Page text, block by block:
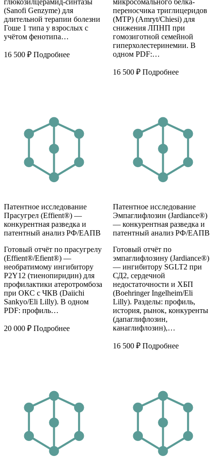
(Sanofi Genzyme) для
длительной терапии болезни
Гоше 1 типа у взрослых с
учётом фенотипа…
16 500 ₽ Подробнее
переносчика триглицеридов
(MTP) (Amryt/Chiesi) для
снижения ЛПНП при
гомозиготной семейной
гиперхолестеринемии. В
одном PDF:…
16 500 ₽ Подробнее
Патентное исследование
Прасугрел (Effient®) —
конкурентная разведка и
патентный анализ РФ/ЕАПВ
Готовый отчёт по прасугрелу
(Effient®/Efient®) —
необратимому ингибитору
P2Y12 (тиенопиридин) для
профилактики атеротромбоза
при ОКС с ЧКВ (Daiichi
Sankyo/Eli Lilly). В одном
PDF: профиль…
20 000 ₽ Подробнее
Патентное исследование
Эмпаглифлозин (Jardiance®)
— конкурентная разведка и
патентный анализ РФ/ЕАПВ
Готовый отчёт по
эмпаглифлозину (Jardiance®)
— ингибитору SGLT2 при
СД2, сердечной
недостаточности и ХБП
(Boehringer Ingelheim/Eli
Lilly). Разделы: профиль,
история, рынок, конкуренты
(дапаглифлозин,
канаглифлозин),…
16 500 ₽ Подробнее